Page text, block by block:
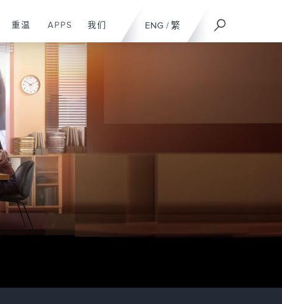
ENG / 繁
重温 APPS 我们